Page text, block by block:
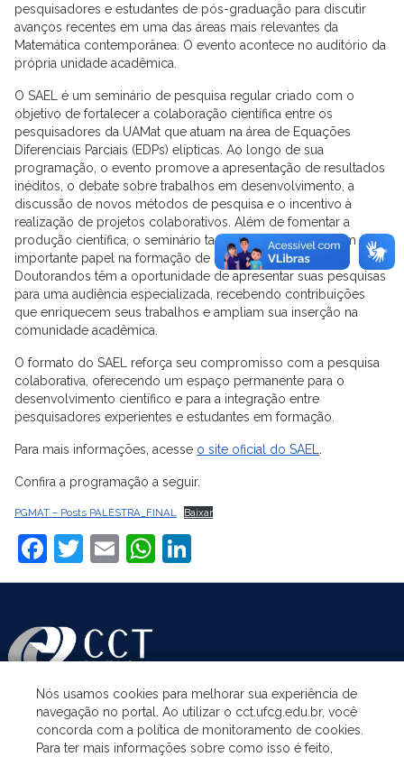
pesquisadores e estudantes de pós-graduação para discutir
avanços recentes em uma das áreas mais relevantes da
Matemática contemporânea. O evento acontece no auditório da
própria unidade acadêmica.
O SAEL é um seminário de pesquisa regular criado com o
objetivo de fortalecer a colaboração científica entre os
pesquisadores da UAMat que atuam na área de Equações
Diferenciais Parciais (EDPs) elípticas. Ao longo de sua
programação, o evento promove a apresentação de resultados
inéditos, o debate sobre trabalhos em desenvolvimento, a
discussão de novos métodos de pesquisa e o incentivo à
realização de projetos colaborativos. Além de fomentar a
produção científica, o seminário também desempenha um
importante papel na formação de novos pesquisadores.
Doutorandos têm a oportunidade de apresentar suas pesquisas
para uma audiência especializada, recebendo contribuições
que enriquecem seus trabalhos e ampliam sua inserção na
comunidade acadêmica.
O formato do SAEL reforça seu compromisso com a pesquisa
colaborativa, oferecendo um espaço permanente para o
desenvolvimento científico e para a integração entre
pesquisadores experientes e estudantes em formação.
Para mais informações, acesse o site oficial do SAEL
Confira a programação a seguir.
PGMAT – Posts PALESTRA_FINAL Baixar
Facebook
Twitter
EmailWhatsApp
ASSUNTOS
Nós usamos cookies para melhorar sua experiência de
navegação no portal. Ao utilizar o cct.ufcg.edu.br, você
concorda com a política de monitoramento de cookies.
Para ter mais informações sobre como isso é feito,